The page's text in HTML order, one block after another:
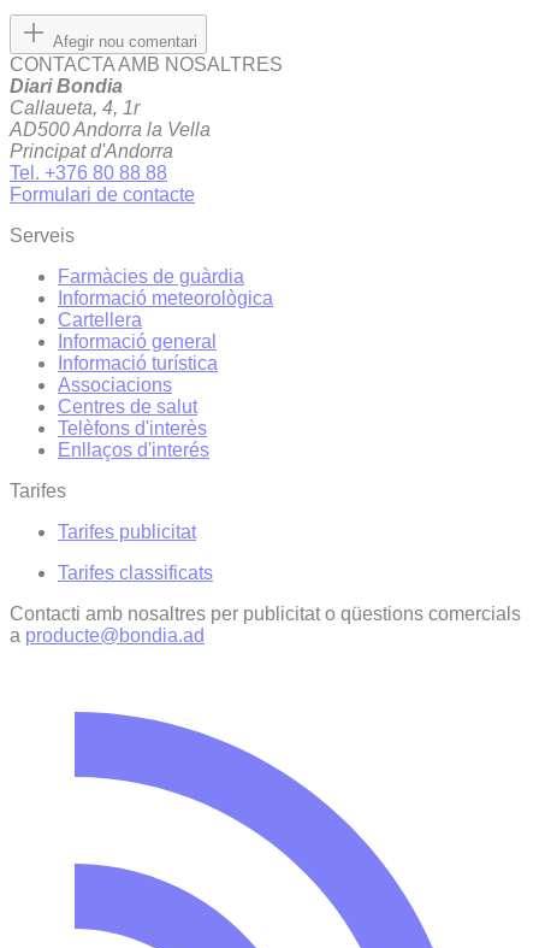
Afegir nou comentari
CONTACTA AMB NOSALTRES
Diari Bondia
Callaueta, 4, 1r
AD500 Andorra la Vella
Principat d'Andorra
Tel. +376 80 88 88
Formulari de contacte
Serveis
Farmàcies de guàrdia
Informació meteorològica
Cartellera
Informació general
Informació turística
Associacions
Centres de salut
Telèfons d'interès
Enllaços d'interés
Tarifes
Tarifes publicitat
Tarifes classificats
Contacti amb nosaltres per publicitat o qüestions comercials
a producte@bondia.ad